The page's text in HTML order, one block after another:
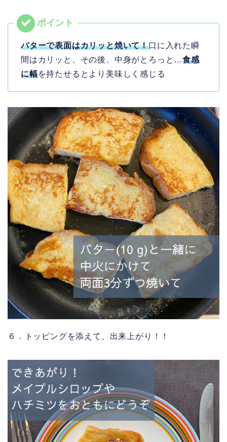
バターで表面はカリッと焼いて！口に入れた瞬
間はカリッと、その後、中身がとろっと…食感
に幅を持たせるとより美味しく感じる
６．トッピングを添えて、出来上がり！！